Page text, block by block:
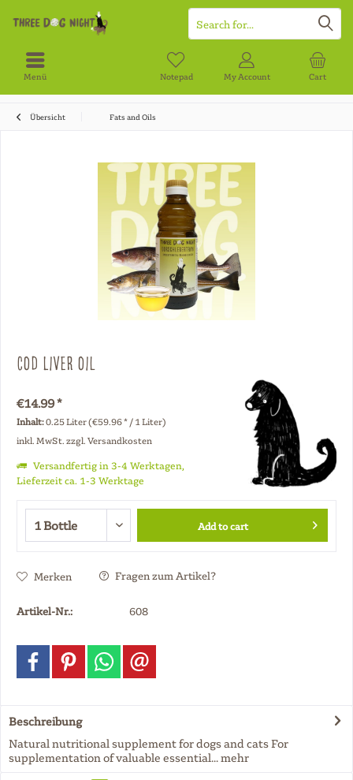
Menü Cart
Notepad My Account
Übersicht Fats and Oils
Cod Liver Oil
€14.99 *
Inhalt:0.25 Liter (€59.96 * / 1 Liter)
inkl. MwSt. zzgl. Versandkosten
Versandfertig in 3-4 Werktagen,
Lieferzeit ca. 1-3 Werktage
Add to cart
Merken Fragen zum Artikel?
Artikel-Nr.: 608
Beschreibung
Natural nutritional supplement for dogs and cats For
supplementation of valuable essential...mehr